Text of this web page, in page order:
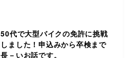
50代で大型バイクの免許に挑戦
しました！申込みから卒検まで
長－いお話です。